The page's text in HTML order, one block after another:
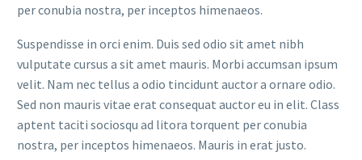
per conubia nostra, per inceptos himenaeos.
Suspendisse in orci enim. Duis sed odio sit amet nibh
vulputate cursus a sit amet mauris. Morbi accumsan ipsum
velit. Nam nec tellus a odio tincidunt auctor a ornare odio.
Sed non mauris vitae erat consequat auctor eu in elit. Class
aptent taciti sociosqu ad litora torquent per conubia
nostra, per inceptos himenaeos. Mauris in erat justo.